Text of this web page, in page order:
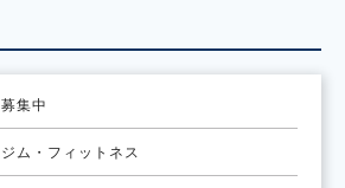
募集中
ジム・フィットネス